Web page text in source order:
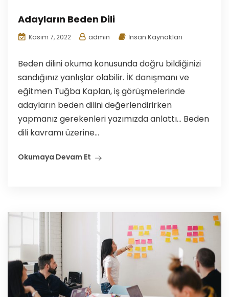
Adayların Beden Dili
Kasım 7, 2022 admin İnsan Kaynakları
Beden dilini okuma konusunda doğru bildiğinizi
sandığınız yanlışlar olabilir. İK danışmanı ve
eğitmen Tuğba Kaplan, iş görüşmelerinde
adayların beden dilini değerlendirirken
yapmanız gerekenleri yazımızda anlattı… Beden
dili kavramı üzerine...
Okumaya Devam Et